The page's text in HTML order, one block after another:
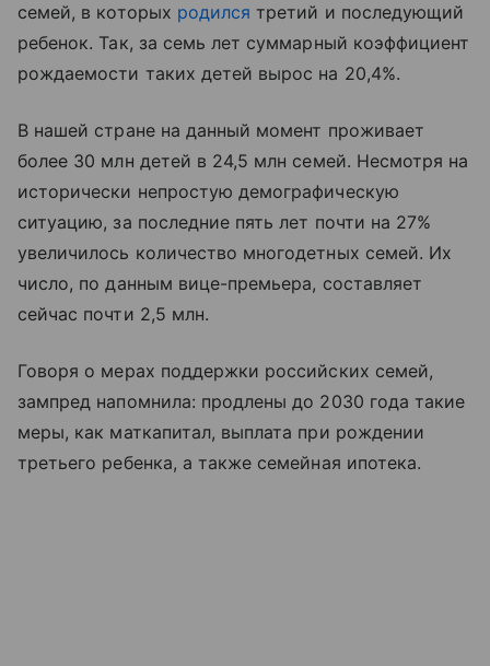
семей, в которых родился третий и последующий
ребенок. Так, за семь лет суммарный коэффициент
рождаемости таких детей вырос на 20,4%.
В нашей стране на данный момент проживает
более 30 млн детей в 24,5 млн семей. Несмотря на
исторически непростую демографическую
ситуацию, за последние пять лет почти на 27%
увеличилось количество многодетных семей. Их
число, по данным вице-премьера, составляет
сейчас почти 2,5 млн.
Говоря о мерах поддержки российских семей,
зампред напомнила: продлены до 2030 года такие
меры, как маткапитал, выплата при рождении
третьего ребенка, а также семейная ипотека.